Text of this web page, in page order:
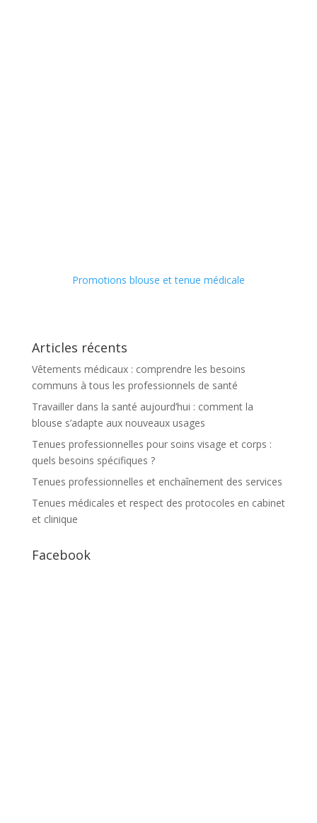
Promotions blouse et tenue médicale
Articles récents
Vêtements médicaux : comprendre les besoins
communs à tous les professionnels de santé
Travailler dans la santé aujourd’hui : comment la
blouse s’adapte aux nouveaux usages
Tenues professionnelles pour soins visage et corps :
quels besoins spécifiques ?
Tenues professionnelles et enchaînement des services
Tenues médicales et respect des protocoles en cabinet
et clinique
Facebook